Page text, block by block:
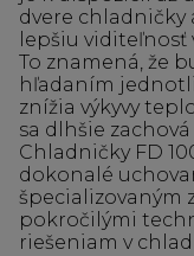
dvere chladničky
lepšiu
To znamená, že
hľadaním
znížia výkyvy
sa dlhšie
Chladničky FD
dokonalé
špecializovaným
pokročilými
riešeniam v